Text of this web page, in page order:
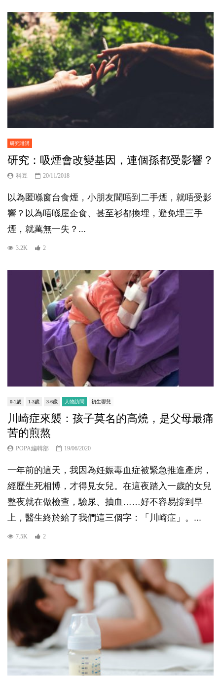
研究咁講
研究：吸煙會改變基因，連個孫都受影響？
科豆 20/11/2018
以為匿喺窗台食煙，小朋友聞唔到二手煙，就唔受影
響？以為唔喺屋企食、甚至衫都換埋，避免埋三手
煙，就萬無一失？...
3.2K 2
0-1歲 1-3歲 3-6歲 人物訪問 初生嬰兒
川崎症來襲：孩子莫名的高燒，是父母最痛
苦的煎熬
POPA編輯部 19/06/2020
一年前的這天，我因為妊娠毒血症被緊急推進產房，
經歷生死相博，才得見女兒。在這夜踏入一歲的女兒
整夜就在做檢查，驗尿、抽血……好不容易撐到早
上，醫生終於給了我們這三個字：「川崎症」。...
7.5K 2